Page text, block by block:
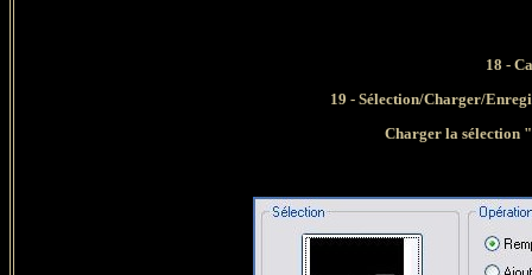
18 -
19 - Sélection/Charger/
Charger la sélection